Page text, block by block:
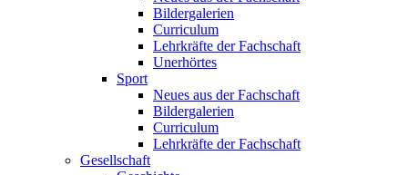
Bildergalerien
Curriculum
Lehrkräfte der Fachschaft
Unerhörtes
Sport
Neues aus der Fachschaft
Bildergalerien
Curriculum
Lehrkräfte der Fachschaft
Gesellschaft